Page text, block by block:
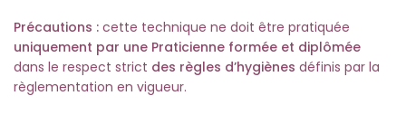
Précautions : cette technique ne doit être pratiquée
uniquement par une Praticienne formée et diplômée
dans le respect strict des règles d’hygiènes définis par la
règlementation en vigueur.